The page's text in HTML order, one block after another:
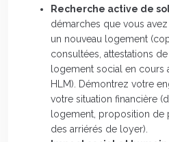
Recherche active de
démarches que vous
un nouveau logement
consultées, attestations
logement social en cours
HLM). Démontrez votre
votre situation financière
logement, proposition
des arriérés de loyer).